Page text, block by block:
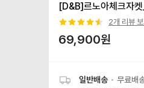
[D&B]르노아체크자
2개 리뷰 보
69,900원
일반배송 • 무료배